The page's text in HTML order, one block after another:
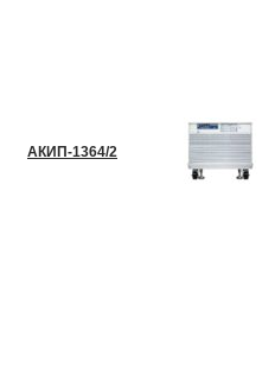
АКИП-1364/2